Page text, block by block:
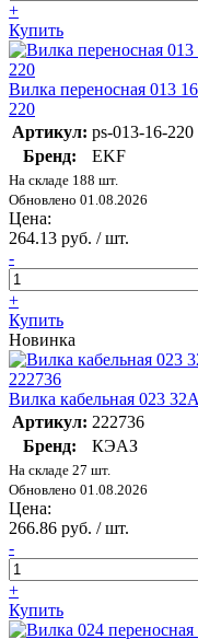
+
Купить
Вилка переносная 013
220
Артикул: ps-013-16-220
Бренд:
EKF
На складе 188 шт.
Обновлено 01.08.2026
Цена:
264.13 руб. / шт.
-
+
Купить
Новинка
Вилка кабельная 023
Артикул: 222736
Бренд:
КЭАЗ
На складе 27 шт.
Обновлено 01.08.2026
Цена:
266.86 руб. / шт.
-
+
Купить